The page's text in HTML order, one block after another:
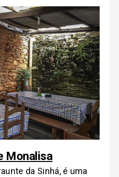
Monalisa
da Sinhá, é uma